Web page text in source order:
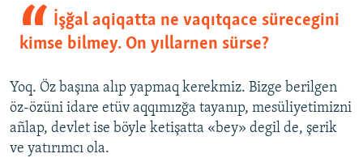
İşğal aqiqatta ne vaqıtqace sürecegini
kimse bilmey. On yıllarnen sürse?
Yoq. Öz başına alıp yapmaq kerekmiz. Bizge berilgen
öz-özüni idare etüv aqqımızğa tayanıp, mesüliyetimizni
añlap, devlet ise böyle ketişatta «bey» degil de, şerik
ve yatırımcı ola.